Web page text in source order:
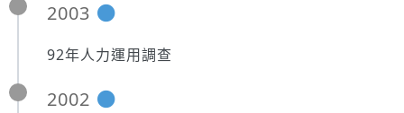
2003
92年人力運用調查
2002